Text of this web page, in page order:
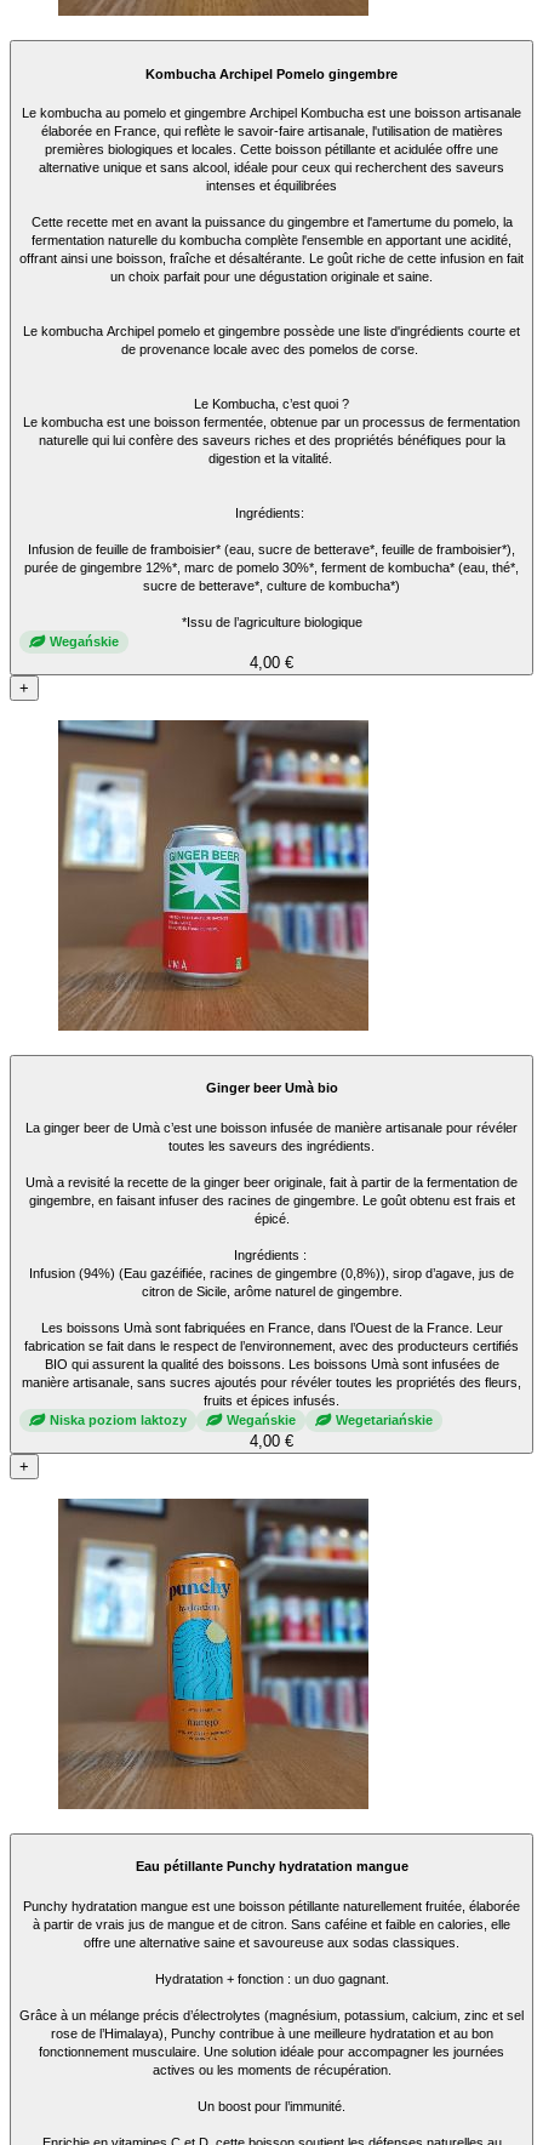
Kombucha Archipel Pomelo gingembre
Le kombucha au pomelo et gingembre Archipel Kombucha est une boisson artisanale
élaborée en France, qui reflète le savoir-faire artisanale, l'utilisation de matières
premières biologiques et locales. Cette boisson pétillante et acidulée offre une
alternative unique et sans alcool, idéale pour ceux qui recherchent des saveurs
intenses et équilibrées
Cette recette met en avant la puissance du gingembre et l'amertume du pomelo, la
fermentation naturelle du kombucha complète l'ensemble en apportant une acidité,
offrant ainsi une boisson, fraîche et désaltérante. Le goût riche de cette infusion en fait
un choix parfait pour une dégustation originale et saine.
Le kombucha Archipel pomelo et gingembre possède une liste d'ingrédients courte et
de provenance locale avec des pomelos de corse.
Le Kombucha, c’est quoi ?
Le kombucha est une boisson fermentée, obtenue par un processus de fermentation
naturelle qui lui confère des saveurs riches et des propriétés bénéfiques pour la
digestion et la vitalité.
Ingrédients:
Infusion de feuille de framboisier* (eau, sucre de betterave*, feuille de framboisier*),
purée de gingembre 12%*, marc de pomelo 30%*, ferment de kombucha* (eau, thé*,
sucre de betterave*, culture de kombucha*)
*Issu de l’agriculture biologique
Wegańskie
4,00 €
+
Ginger beer Umà bio
La ginger beer de Umà c’est une boisson infusée de manière artisanale pour révéler
toutes les saveurs des ingrédients.
Umà a revisité la recette de la ginger beer originale, fait à partir de la fermentation de
gingembre, en faisant infuser des racines de gingembre. Le goût obtenu est frais et
épicé.
Ingrédients :
Infusion (94%) (Eau gazéifiée, racines de gingembre (0,8%)), sirop d’agave, jus de
citron de Sicile, arôme naturel de gingembre.
Les boissons Umà sont fabriquées en France, dans l’Ouest de la France. Leur
fabrication se fait dans le respect de l’environnement, avec des producteurs certifiés
BIO qui assurent la qualité des boissons. Les boissons Umà sont infusées de
manière artisanale, sans sucres ajoutés pour révéler toutes les propriétés des fleurs,
fruits et épices infusés.
Niska poziom laktozy
Wegańskie Wegetariańskie
4,00 €
+
Eau pétillante Punchy hydratation mangue
Punchy hydratation mangue est une boisson pétillante naturellement fruitée, élaborée
à partir de vrais jus de mangue et de citron. Sans caféine et faible en calories, elle
offre une alternative saine et savoureuse aux sodas classiques.
Hydratation + fonction : un duo gagnant.
Grâce à un mélange précis d’électrolytes (magnésium, potassium, calcium, zinc et sel
rose de l’Himalaya), Punchy contribue à une meilleure hydratation et au bon
fonctionnement musculaire. Une solution idéale pour accompagner les journées
actives ou les moments de récupération.
Un boost pour l’immunité.